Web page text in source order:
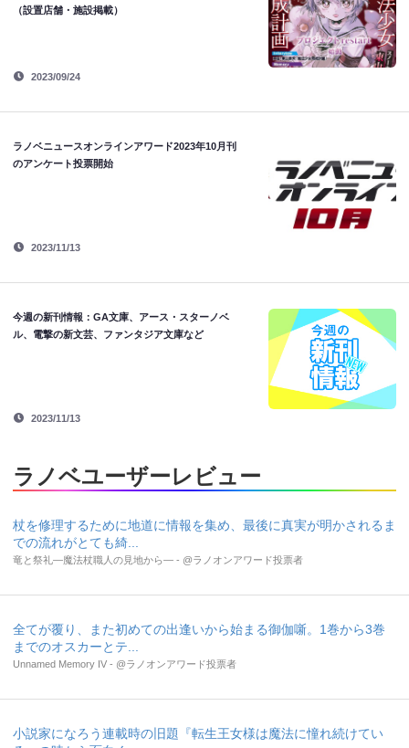
（設置店舗・施設掲載）
2023/09/24
ラノベニュースオンラインアワード2023年10月刊
のアンケート投票開始
2023/11/13
今週の新刊情報：GA文庫、アース・スターノベ
ル、電撃の新文芸、ファンタジア文庫など
2023/11/13
ラノベユーザーレビュー
杖を修理するために地道に情報を集め、最後に真実が明かされるま
での流れがとても綺...
竜と祭礼―魔法杖職人の見地から― - @ラノオンアワード投票者
全てが覆り、また初めての出逢いから始まる御伽噺。1巻から3巻
までのオスカーとテ...
Unnamed Memory IV - @ラノオンアワード投票者
小説家になろう連載時の旧題『転生王女様は魔法に憧れ続けてい